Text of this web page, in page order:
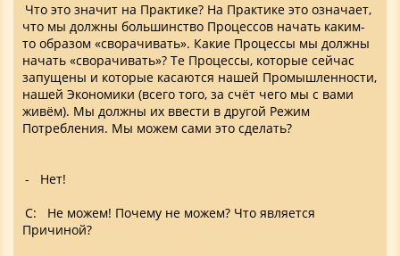
Что это значит на Практике? На Практике это означает,
что мы должны большинство Процессов начать каким-
то образом «сворачивать». Какие Процессы мы должны
начать «сворачивать»? Те Процессы, которые сейчас
запущены и которые касаются нашей Промышленности,
нашей Экономики (всего того, за счёт чего мы с вами
живём). Мы должны их ввести в другой Режим
Потребления. Мы можем сами это сделать?
- Нет!
С: Не можем! Почему не можем? Что является
Причиной?